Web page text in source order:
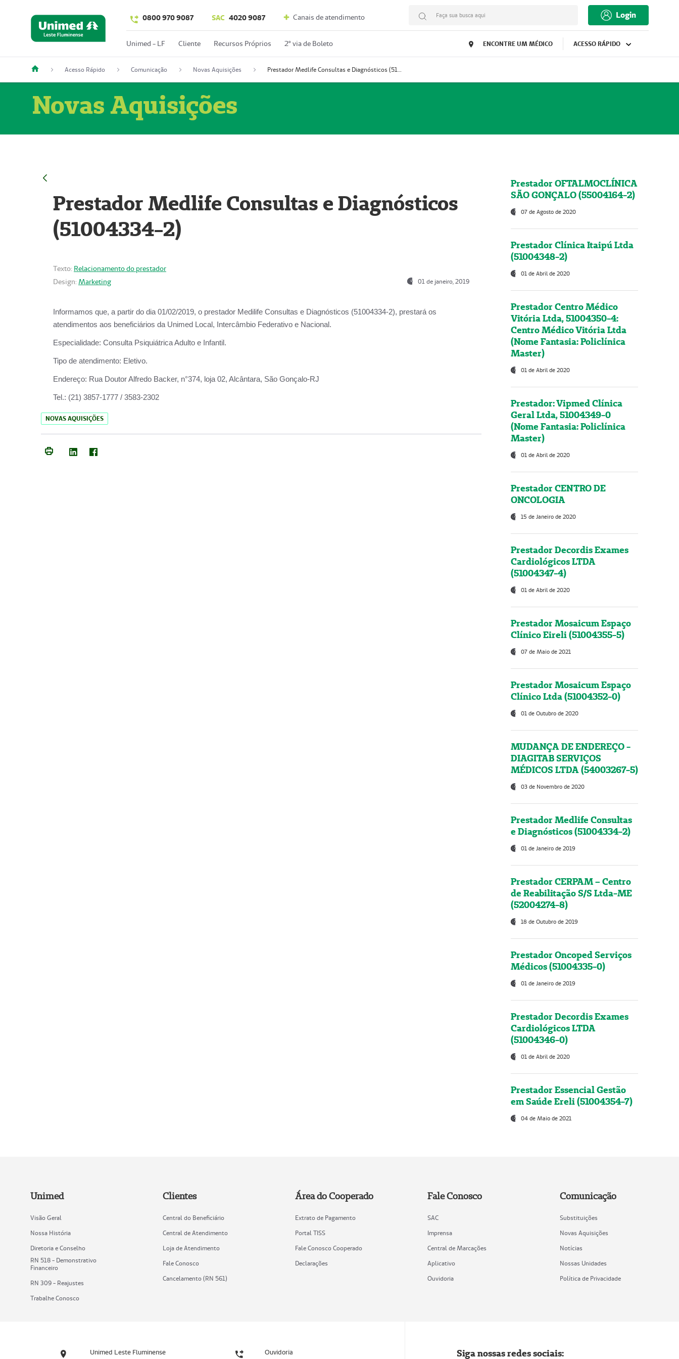
0800 970 9087 SAC 4020 9087 Canais de atendimento Faça sua busca aqui Login
Unimed - LF Cliente Recursos Próprios 2º via de Boleto ENCONTRE UM MÉDICO ACESSO RÁPIDO
Acesso Rápido Comunicação Novas Aquisições Prestador Medlife Consultas e Diagnósticos (51004334-2)
Novas Aquisições
Prestador Medlife Consultas e Diagnósticos
(51004334-2)
Texto: Relacionamento do prestador
Design: Marketing 01 de janeiro, 2019
Informamos que, a partir do dia 01/02/2019, o prestador Medilife Consultas e Diagnósticos (51004334-2), prestará os
atendimentos aos beneficiários da Unimed Local, Intercâmbio Federativo e Nacional.
Especialidade: Consulta Psiquiátrica Adulto e Infantil.
Tipo de atendimento: Eletivo.
Endereço: Rua Doutor Alfredo Backer, n°374, loja 02, Alcântara, São Gonçalo-RJ
Tel.: (21) 3857-1777 / 3583-2302
NOVAS AQUISIÇÕES
Prestador OFTALMOCLÍNICA
SÃO GONÇALO (55004164-2)
07 de Agosto de 2020
Prestador Clínica Itaipú Ltda
(51004348-2)
01 de Abril de 2020
Prestador Centro Médico
Vitória Ltda, 51004350-4:
Centro Médico Vitória Ltda
(Nome Fantasia: Policlínica
Master)
01 de Abril de 2020
Prestador: Vipmed Clínica
Geral Ltda, 51004349-0
(Nome Fantasia: Policlínica
Master)
01 de Abril de 2020
Prestador CENTRO DE
ONCOLOGIA
15 de Janeiro de 2020
Prestador Decordis Exames
Cardiológicos LTDA
(51004347-4)
01 de Abril de 2020
Prestador Mosaicum Espaço
Clínico Eireli (51004355-5)
07 de Maio de 2021
Prestador Mosaicum Espaço
Clínico Ltda (51004352-0)
01 de Outubro de 2020
MUDANÇA DE ENDEREÇO -
DIAGITAB SERVIÇOS
MÉDICOS LTDA (54003267-5)
03 de Novembro de 2020
Prestador Medlife Consultas
e Diagnósticos (51004334-2)
01 de Janeiro de 2019
Prestador CERPAM – Centro
de Reabilitação S/S Ltda-ME
(52004274-8)
18 de Outubro de 2019
Prestador Oncoped Serviços
Médicos (51004335-0)
01 de Janeiro de 2019
Prestador Decordis Exames
Cardiológicos LTDA
(51004346-0)
01 de Abril de 2020
Prestador Essencial Gestão
em Saúde Ereli (51004354-7)
04 de Maio de 2021
Unimed
Visão Geral
Nossa História
Diretoria e Conselho
RN 518 - Demonstrativo
Financeiro
RN 309 - Reajustes
Trabalhe Conosco
Clientes
Central do Beneficiário
Central de Atendimento
Loja de Atendimento
Fale Conosco
Cancelamento (RN 561)
Área do Cooperado
Extrato de Pagamento
Portal TISS
Fale Conosco Cooperado
Declarações
Fale Conosco
SAC
Imprensa
Central de Marcações
Aplicativo
Ouvidoria
Comunicação
Substituições
Novas Aquisições
Notícias
Nossas Unidades
Política de Privacidade
Unimed Leste Fluminense Ouvidoria Siga nossas redes sociais: